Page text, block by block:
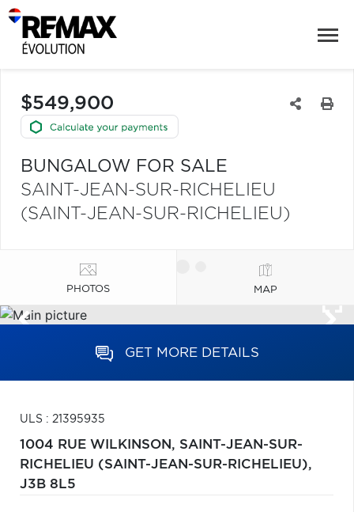
$549,900
BUNGALOW FOR SALE
SAINT-JEAN-SUR-RICHELIEU
(SAINT-JEAN-SUR-RICHELIEU)
PHOTOS MAP
GET MORE DETAILS
ULS : 21395935
1004 RUE WILKINSON, SAINT-JEAN-SUR-
RICHELIEU (SAINT-JEAN-SUR-RICHELIEU),
J3B 8L5